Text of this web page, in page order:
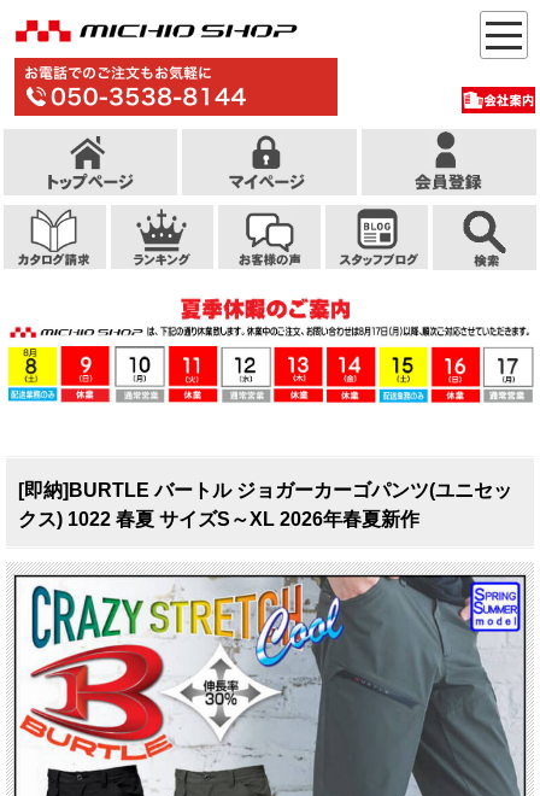
[即納]BURTLE バートル ジョガーカーゴパンツ(ユニセッ
クス) 1022 春夏 サイズS～XL 2026年春夏新作